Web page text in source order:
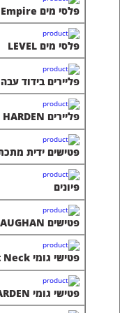
פליירים HARDEN
פטישים ידית מתכת HARDEN
פיונים
פטישים VAUGHAN
פטישי גומי Great Neck
פטישי גומי HARDEN
פטישים ידית פיבר PRANDI
פטישים ידית עץ ADLER